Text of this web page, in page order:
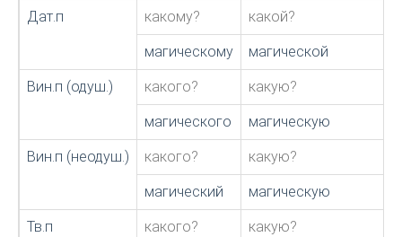
Дат.п какому? какой?
магическому магической
Вин.п (одуш.) какого? какую?
магического магическую
Вин.п (неодуш.) какого? какую?
магический магическую
Тв.п какого? какую?